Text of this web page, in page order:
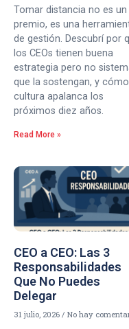
Tomar distancia no es un
premio, es una
de gestión. Descubrí por
los CEOs tienen buena
estrategia pero no
que la sostengan, y
cultura apalanca los
próximos diez años.
Read More »
CEO a CEO: Las 3
Responsabilidades
Que No Puedes
Delegar
31 julio, 2026 No hay